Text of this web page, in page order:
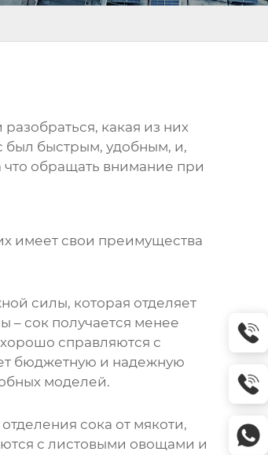
какая из них
был быстрым, удобным, и,
обращать внимание при
имеет свои преимущества
силы, которая отделяет
– сок получается менее
справляются с
бюджетную и надежную
моделей.
сока от мякоти,
с листовыми овощами и